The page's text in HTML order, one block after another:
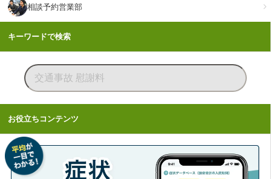
相談予約営業部
キーワードで検索
お役立ちコンテンツ